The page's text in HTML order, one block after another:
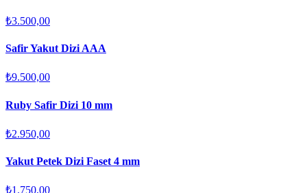
₺3.500,00
Safir Yakut Dizi AAA
₺9.500,00
Ruby Safir Dizi 10 mm
₺2.950,00
Yakut Petek Dizi Faset 4 mm
₺1.750,00